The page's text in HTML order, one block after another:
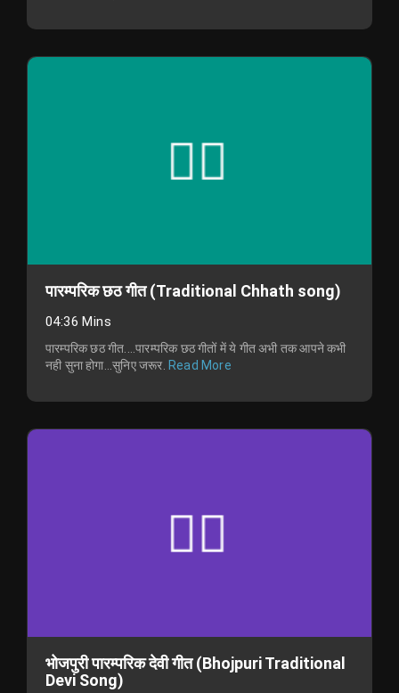
पारम्परिक छठ गीत (Traditional Chhath song)
04:36 Mins
पारम्परिक छठ गीत....पारम्परिक छठ गीतों में ये गीत अभी तक आपने कभी
नही सुना होगा...सुनिए जरूर. Read More
भोजपुरी पारम्परिक देवी गीत (Bhojpuri Traditional
Devi Song)